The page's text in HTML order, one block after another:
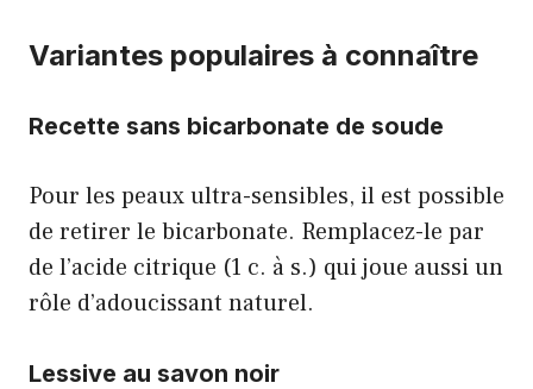
Variantes populaires à connaître
Recette sans bicarbonate de soude
Pour les peaux ultra-sensibles, il est possible
de retirer le bicarbonate. Remplacez-le par
de l’acide citrique (1 c. à s.) qui joue aussi un
rôle d’adoucissant naturel.
Lessive au savon noir